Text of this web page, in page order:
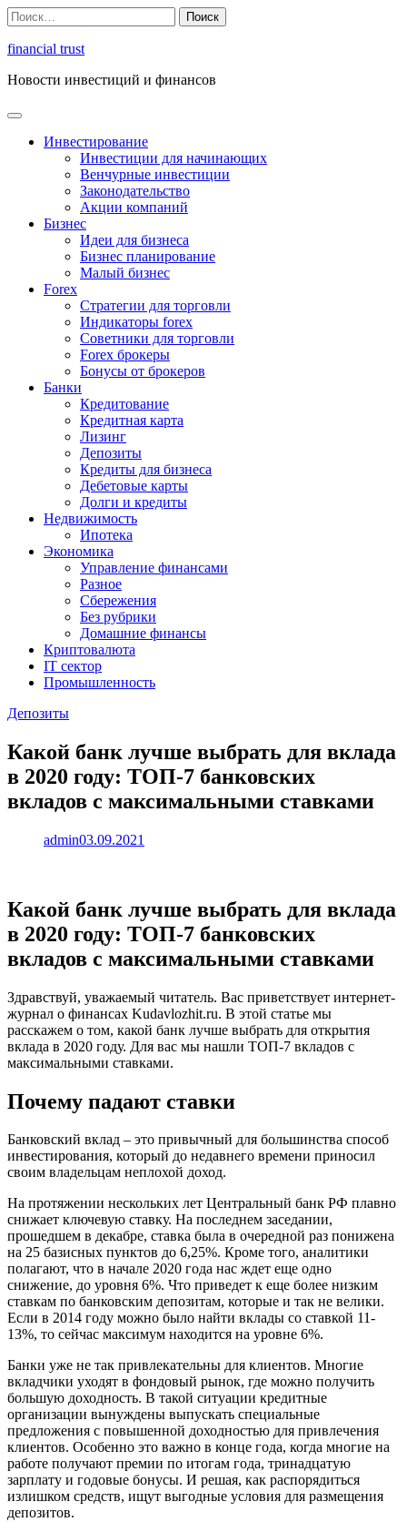
Перейти
к
содержимому
Найти:
financial trust
Новости инвестиций и финансов
Инвестирование
Инвестиции для начинающих
Венчурные инвестиции
Законодательство
Акции компаний
Бизнес
Идеи для бизнеса
Бизнес планирование
Малый бизнес
Forex
Стратегии для торговли
Индикаторы forex
Советники для торговли
Forex брокеры
Бонусы от брокеров
Банки
Кредитование
Кредитная карта
Лизинг
Депозиты
Кредиты для бизнеса
Дебетовые карты
Долги и кредиты
Недвижимость
Ипотека
Экономика
Управление финансами
Разное
Сбережения
Без рубрики
Домашние финансы
Криптовалюта
IT сектор
Промышленность
Депозиты
Какой банк лучше выбрать для вклада
в 2020 году: ТОП-7 банковских
вкладов с максимальными ставками
admin03.09.2021
Какой банк лучше выбрать для вклада
в 2020 году: ТОП-7 банковских
вкладов с максимальными ставками
Здравствуй, уважаемый читатель. Вас приветствует интернет-
журнал о финансах Kudavlozhit.ru. В этой статье мы
расскажем о том, какой банк лучше выбрать для открытия
вклада в 2020 году. Для вас мы нашли ТОП-7 вкладов с
максимальными ставками.
Почему падают ставки
Банковский вклад – это привычный для большинства способ
инвестирования, который до недавнего времени приносил
своим владельцам неплохой доход.
На протяжении нескольких лет Центральный банк РФ плавно
снижает ключевую ставку. На последнем заседании,
прошедшем в декабре, ставка была в очередной раз понижена
на 25 базисных пунктов до 6,25%. Кроме того, аналитики
полагают, что в начале 2020 года нас ждет еще одно
снижение, до уровня 6%. Что приведет к еще более низким
ставкам по банковским депозитам, которые и так не велики.
Если в 2014 году можно было найти вклады со ставкой 11-
13%, то сейчас максимум находится на уровне 6%.
Банки уже не так привлекательны для клиентов. Многие
вкладчики уходят в фондовый рынок, где можно получить
большую доходность. В такой ситуации кредитные
организации вынуждены выпускать специальные
предложения с повышенной доходностью для привлечения
клиентов. Особенно это важно в конце года, когда многие на
работе получают премии по итогам года, тринадцатую
зарплату и годовые бонусы. И решая, как распорядиться
излишком средств, ищут выгодные условия для размещения
депозитов.